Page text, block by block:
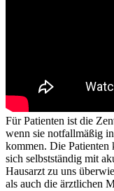
Für Patienten ist die
wenn sie notfallmäßig
kommen. Die Patienten
sich selbstständig mit
Hausarzt zu uns
als auch die ärztlichen